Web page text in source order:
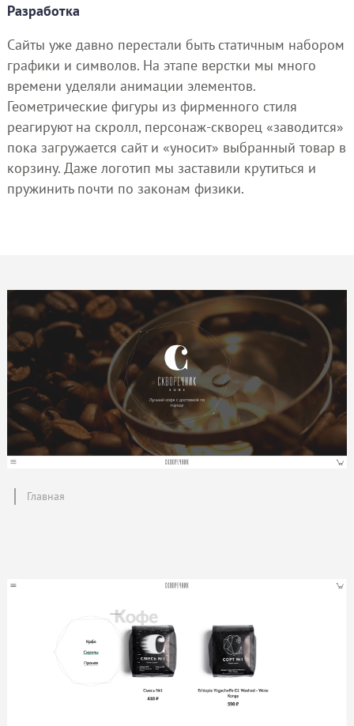
Разработка
Сайты уже давно перестали быть статичным набором
графики и символов. На этапе верстки мы много
времени уделяли анимации элементов.
Геометрические фигуры из фирменного стиля
реагируют на скролл, персонаж-скворец «заводится»
пока загружается сайт и «уносит» выбранный товар в
корзину. Даже логотип мы заставили крутиться и
пружинить почти по законам физики.
Главная